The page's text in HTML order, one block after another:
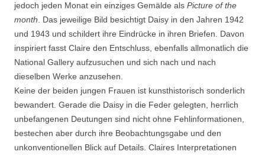
jedoch jeden Monat ein einziges Gemälde als Picture of the
month . Das jeweilige Bild besichtigt Daisy in den Jahren 1942
und 1943 und schildert ihre Eindrücke in ihren Briefen. Davon
inspiriert fasst Claire den Entschluss, ebenfalls allmonatlich die
National Gallery aufzusuchen und sich nach und nach
dieselben Werke anzusehen.
Keine der beiden jungen Frauen ist kunsthistorisch sonderlich
bewandert. Gerade die Daisy in die Feder gelegten, herrlich
unbefangenen Deutungen sind nicht ohne Fehlinformationen,
bestechen aber durch ihre Beobachtungsgabe und den
unkonventionellen Blick auf Details. Claires Interpretationen